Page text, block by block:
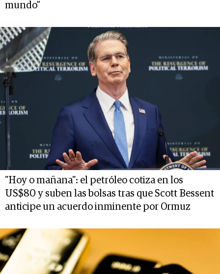
mundo”
"Hoy o mañana": el petróleo cotiza en los
US$80 y suben las bolsas tras que Scott Bessent
anticipe un acuerdo inminente por Ormuz